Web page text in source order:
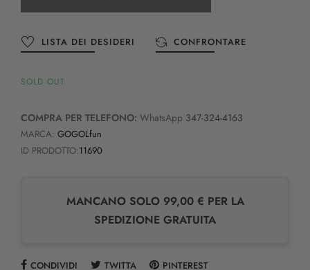
LISTA DEI DESIDERI CONFRONTARE
SOLD OUT
COMPRA PER TELEFONO: WhatsApp 347-324-4163
MARCA: GOGOLfun
ID PRODOTTO:11690
MANCANO SOLO 99,00 € PER LA
SPEDIZIONE GRATUITA
CONDIVIDI TWITTA PINTEREST